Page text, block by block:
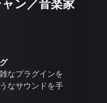
ン／音楽家
なプラグインを
なサウンドを手